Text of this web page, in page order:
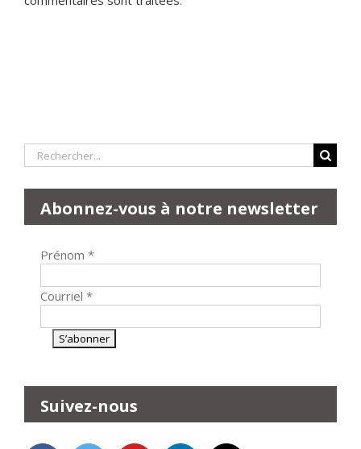
Rechercher:
Abonnez-vous à notre newsletter
Prénom *
Courriel *
Suivez-nous